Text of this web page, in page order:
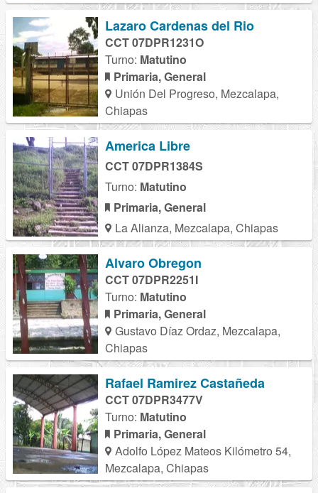
Lazaro Cardenas del Rio
CCT 07DPR1231O
Turno: Matutino
Primaria, General
Unión Del Progreso, Mezcalapa,
Chiapas
America Libre
CCT 07DPR1384S
Turno: Matutino
Primaria, General
La Alianza, Mezcalapa, Chiapas
Alvaro Obregon
CCT 07DPR2251I
Turno: Matutino
Primaria, General
Gustavo Díaz Ordaz, Mezcalapa,
Chiapas
Rafael Ramirez Castañeda
CCT 07DPR3477V
Turno: Matutino
Primaria, General
Adolfo López Mateos Kilómetro 54,
Mezcalapa, Chiapas